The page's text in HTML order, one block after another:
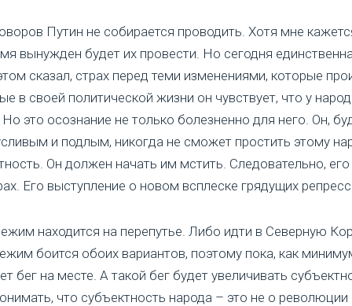
Путин не собирается проводить. Хотя мне
вынужден будет их провести. Но сегодня
сказал, страх перед теми изменениями, которые
в своей политической жизни он чувствует, что у
это осознание не только болезненно для него. Он,
и подлым, никогда не сможет простить этому
Он должен начать им мстить. Следовательно,
Его выступление о новом всплеске грядущих
находится на перепутье. Либо идти в Северную
боится обоих вариантов, поэтому пока, как
бег на месте. А такой бег будет увеличивать
что субъектность народа – это не о революции